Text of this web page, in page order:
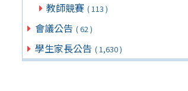
教師競賽 ( 113 )
會議公告 ( 62 )
學生家長公告 ( 1,630 )